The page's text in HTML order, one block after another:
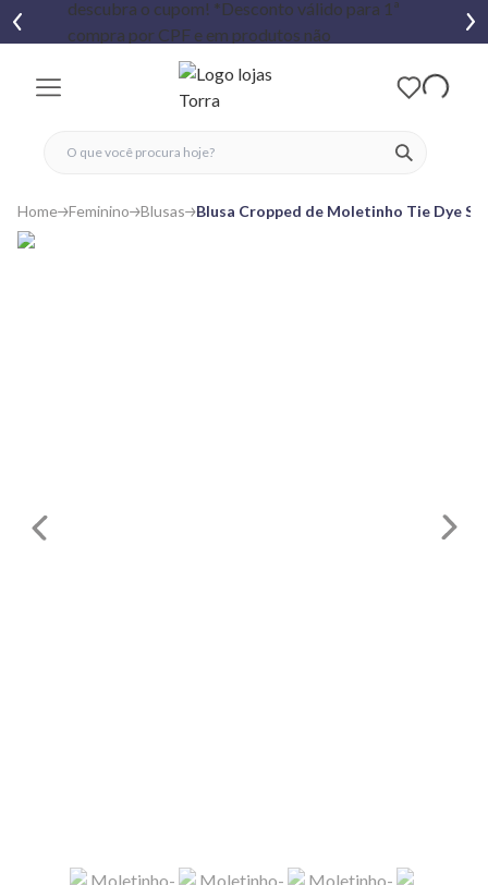
ver
fechar menu
fechar menu
favoritos
Home Feminino Blusas Blusa Cropped de Moletinho Tie Dye